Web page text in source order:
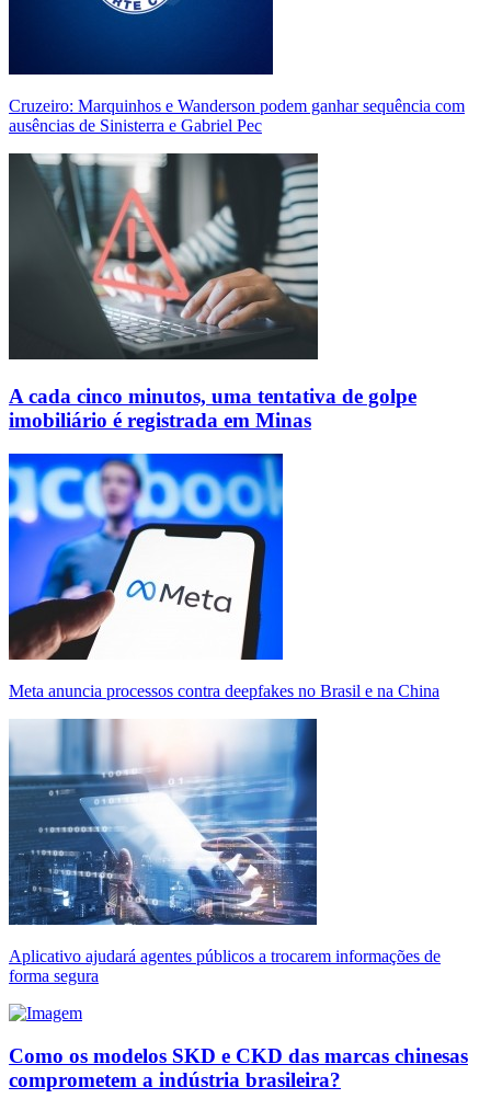
Cruzeiro: Marquinhos e Wanderson podem ganhar sequência com
ausências de Sinisterra e Gabriel Pec
A cada cinco minutos, uma tentativa de golpe
imobiliário é registrada em Minas
Meta anuncia processos contra deepfakes no Brasil e na China
Aplicativo ajudará agentes públicos a trocarem informações de
forma segura
Como os modelos SKD e CKD das marcas chinesas
comprometem a indústria brasileira?